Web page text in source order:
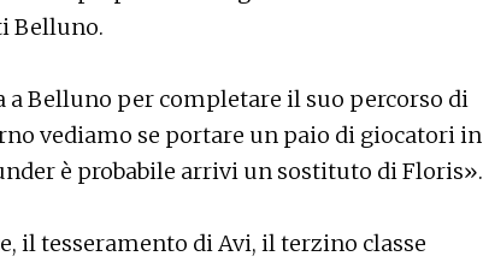
Belluno.
a Belluno per completare il suo percorso di
vediamo se portare un paio di giocatori in
è probabile arrivi un sostituto di Floris».
il tesseramento di Avi, il terzino classe